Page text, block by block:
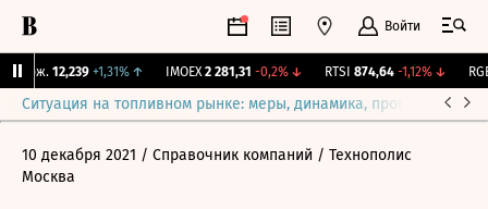
Войти
Бирж. 12,239 +1,31% ↑ IMOEX 2 281,31 -0,2%↓ RTSI 874,64 -1,12%↓ RGBI
Ситуация на топливном рынке: меры, динамика, прогнозы
10 декабря 2021 / Справочник компаний / Технополис
Москва